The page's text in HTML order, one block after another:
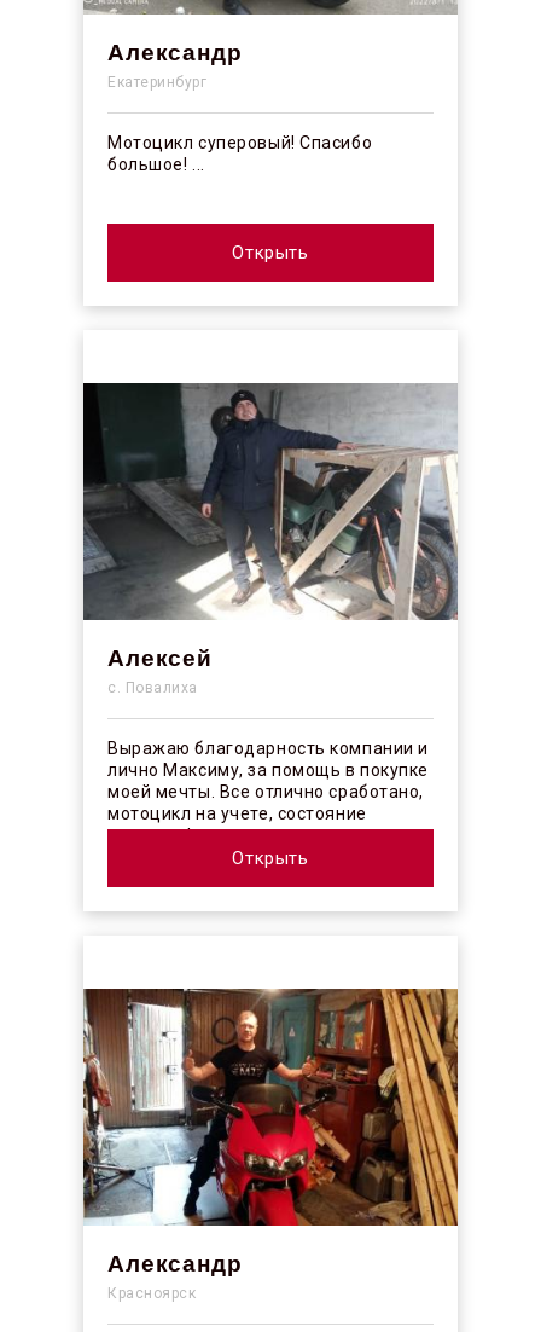
Александр
Екатеринбург
Мотоцикл суперовый! Спасибо
большое! ...
Открыть
Алексей
с. Повалиха
Выражаю благодарность компании и
лично Максиму, за помощь в покупке
моей мечты. Все отлично сработано,
мотоцикл на учете, состояние
отличное! ...
Открыть
Александр
Красноярск